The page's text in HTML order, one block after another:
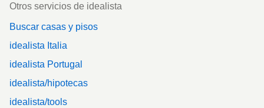
Otros servicios de idealista
Buscar casas y pisos
idealista Italia
idealista Portugal
idealista/hipotecas
idealista/tools